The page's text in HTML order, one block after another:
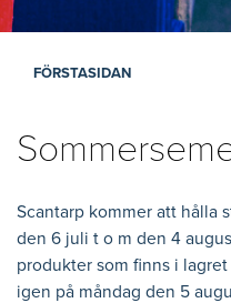
FÖRSTASIDAN
Scantarp kommer att hålla
den 6 juli t o m den 4
produkter som finns i
igen på måndag den 5